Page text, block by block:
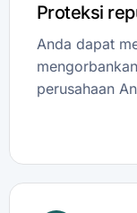
Proteksi
Anda dapat
perusahaan